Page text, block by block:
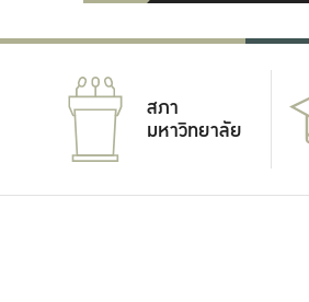
สภา
มหาวิทยาลัย